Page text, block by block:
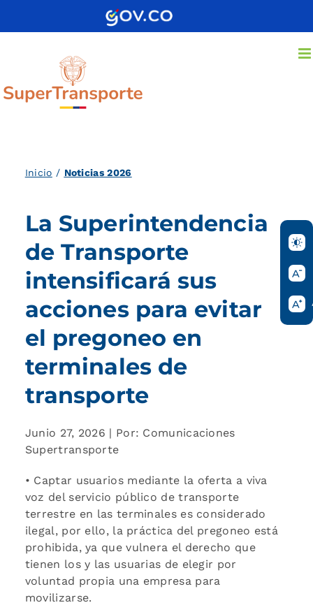
Inicio / Noticias 2026
La Superintendencia
de Transporte
intensificará sus
acciones para evitar
el pregoneo en
terminales de
transporte
Junio 27, 2026 | Por: Comunicaciones
Supertransporte
• Captar usuarios mediante la oferta a viva
voz del servicio público de transporte
terrestre en las terminales es considerado
ilegal, por ello, la práctica del pregoneo está
prohibida, ya que vulnera el derecho que
tienen los y las usuarias de elegir por
voluntad propia una empresa para
movilizarse.